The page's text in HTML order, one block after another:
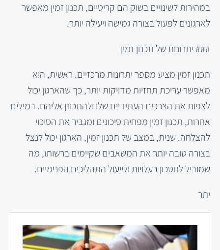
במהירות לשינויים בשוק הם קריטיים, תכנון זמין מאפשר
לארגונים לפעול בצורה גמישה ויעילה יותר.
### יתרונות של תכנון זמין
תכנון זמין מציע מספר יתרונות מרכזיים. ראשית, הוא
מאפשר עריכת תחזיות מדויקות יותר, כך שהארגון יכול
לצפות את הצרכים העתידיים שלו ולהתכונן אליהם. במילים
אחרות, תכנון זמין מפחית סיכונים ומגביר את הסיכוי
להצלחה. שנית, במצב של תכנון זמין, הארגון יכול לנצל
בצורה טובה יותר את המשאבים שקיימים ברשותו, מה
שמוביל לחסכון בעלויות ולייעול התהליכים הפנימיים.
יתר